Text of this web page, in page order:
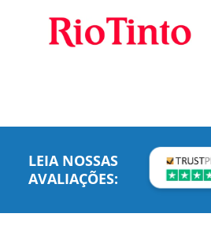
LEIA NOSSAS
AVALIAÇÕES: